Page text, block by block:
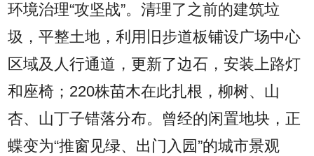
环境治理“攻坚战”。清理了之前的建筑垃
圾，平整土地，利用旧步道板铺设广场中心
区域及人行通道，更新了边石，安装上路灯
和座椅；220株苗木在此扎根，柳树、山
杏、山丁子错落分布。曾经的闲置地块，正
蝶变为“推窗见绿、出门入园”的城市景观